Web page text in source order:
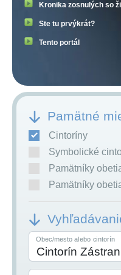
Kronika zosnulých so
Ste tu prvýkrát?
Tento portál
Pamätné
Cintoríny
Symbolické
Pamätníky
Pamätníky
Obec/mesto alebo cintorín